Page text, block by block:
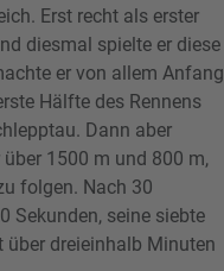
Erst recht als erster
diesmal spielte er diese
er von allem Anfang
Hälfte des Rennens
Dann aber
1500 m und 800 m,
folgen. Nach 30
Sekunden, seine siebte
dreieinhalb Minuten